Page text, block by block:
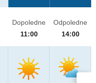
Dopoledne
11:00
Odpoledne
14:00